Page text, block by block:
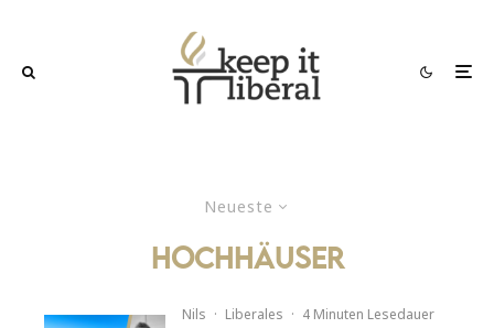
Neueste
hochhäuser
Nils · Liberales · 4 Minuten Lesedauer